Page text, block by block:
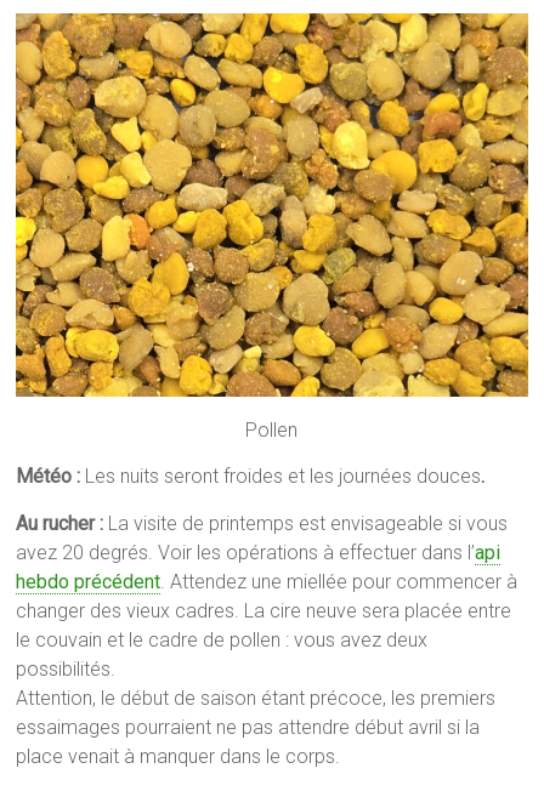
Pollen
Météo : Les nuits seront froides et les journées douces.
Au rucher : La visite de printemps est envisageable si vous
avez 20 degrés. Voir les opérations à effectuer dans l’api
hebdo précédent. Attendez une miellée pour commencer à
changer des vieux cadres. La cire neuve sera placée entre
le couvain et le cadre de pollen : vous avez deux
possibilités.
Attention, le début de saison étant précoce, les premiers
essaimages pourraient ne pas attendre début avril si la
place venait à manquer dans le corps.